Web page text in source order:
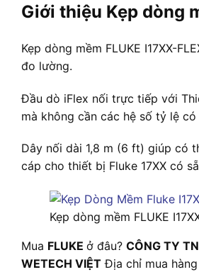
Giới thiệu Kẹp dòng
Kẹp dòng mềm FLUKE I17XX-
đo lường.
Đầu dò iFlex nối trực tiếp với
mà không cần các hệ số tỷ lệ
Dây nối dài 1,8 m (6 ft) giúp có
cáp cho thiết bị Fluke 17XX có
Kẹp dòng mềm FLUKE
Mua FLUKE ở đâu? CÔNG TY
WETECH VIỆT Địa chỉ mua